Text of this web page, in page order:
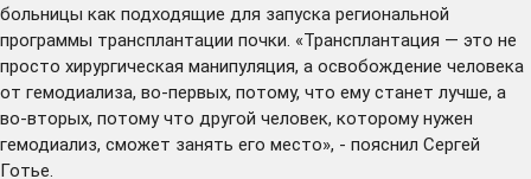
больницы как подходящие для запуска региональной
программы трансплантации почки. «Трансплантация — это не
просто хирургическая манипуляция, а освобождение человека
от гемодиализа, во-первых, потому, что ему станет лучше, а
во-вторых, потому что другой человек, которому нужен
гемодиализ, сможет занять его место», - пояснил Сергей
Готье.